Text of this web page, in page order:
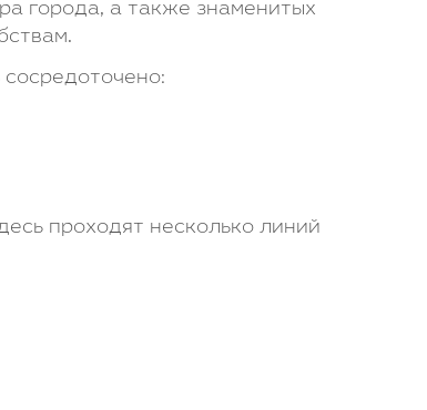
города, а также знаменитых
проходят несколько линий